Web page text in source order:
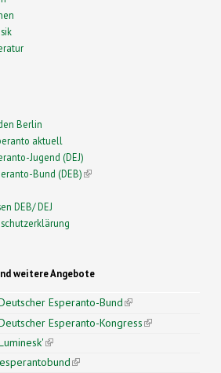
Berlin
aktuell
Jugend (DEJ)
Bund (DEB)(link is external)
DEB/ DEJ
weitere Angebote
Esperanto-Bund(link is
external)
Esperanto-Kongress(link is
(link is external)
esperantobund(link is external)